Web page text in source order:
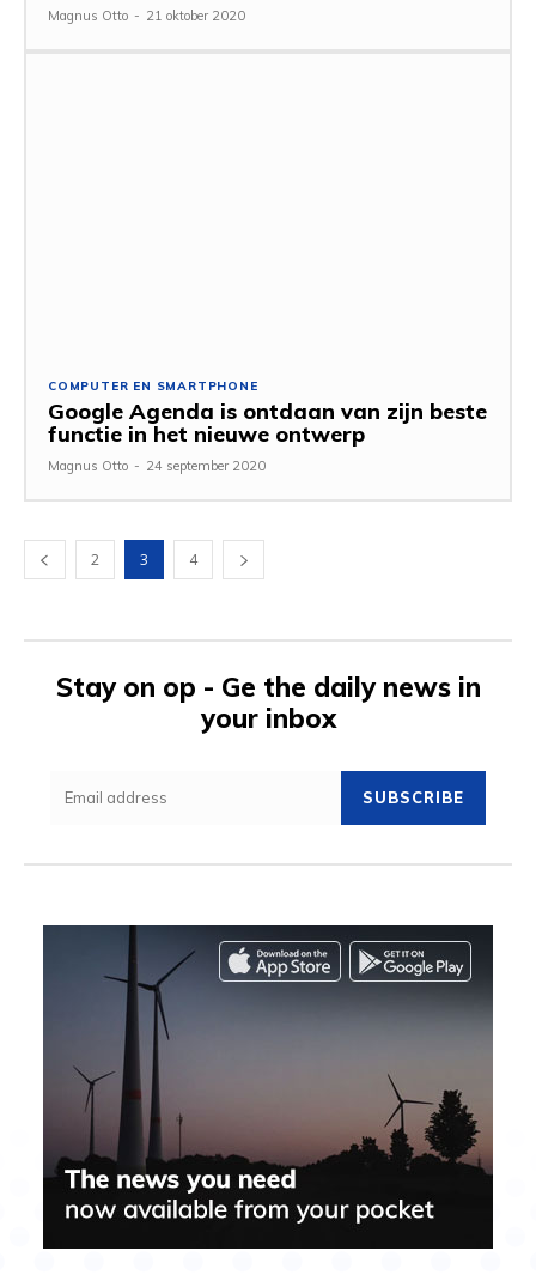
Magnus Otto - 21 oktober 2020
COMPUTER EN SMARTPHONE
Google Agenda is ontdaan van zijn beste
functie in het nieuwe ontwerp
Magnus Otto - 24 september 2020
2 3 4
Stay on op - Ge the daily news in
your inbox
SUBSCRIBE